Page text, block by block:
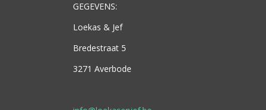
GEGEVENS:
Loekas & Jef
Bredestraat 5
3271 Averbode